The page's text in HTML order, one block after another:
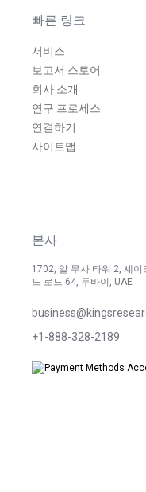
빠른 링크
서비스
보고서 스토어
회사 소개
연구 프로세스
연결하기
사이트맵
본사
1702, 알 무사 타워 2, 셰이
드 로드 64, 두바이, UAE
+1-888-328-2189